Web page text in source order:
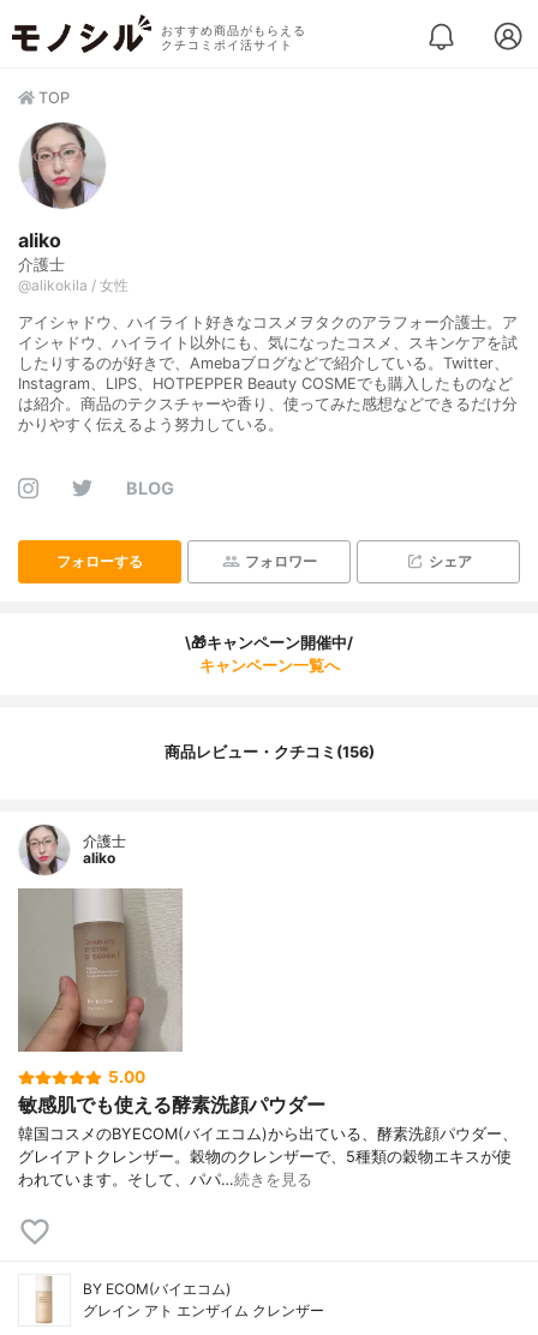
おすすめ商品がもらえる
クチコミポイ活サイト
TOP
aliko
介護士
@alikokila / 女性
アイシャドウ、ハイライト好きなコスメヲタクのアラフォー介護士。ア
イシャドウ、ハイライト以外にも、気になったコスメ、スキンケアを試
したりするのが好きで、Amebaブログなどで紹介している。Twitter、
Instagram、LIPS、HOTPEPPER Beauty COSMEでも購入したものなど
は紹介。商品のテクスチャーや香り、使ってみた感想などできるだけ分
かりやすく伝えるよう努力している。
BLOG
フォローする フォロワー シェア
\🎁キャンペーン開催中/
キャンペーン一覧へ
商品レビュー・クチコミ(156)
介護士
aliko
5.00
敏感肌でも使える酵素洗顔パウダー
韓国コスメのBYECOM(バイエコム)から出ている、酵素洗顔パウダー、
グレイアトクレンザー。穀物のクレンザーで、5種類の穀物エキスが使
われています。そして、パパ…続きを見る
BY ECOM(バイエコム)
グレイン アト エンザイム クレンザー